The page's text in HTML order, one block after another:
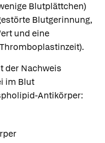
Blutplättchen)
Blutgerinnung,
und eine
der Nachweis
im Blut
Antikörper: